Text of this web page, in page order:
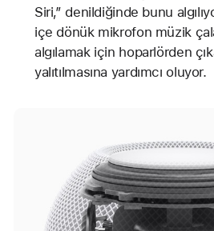
Siri,” denildiğinde bunu
içe dönük mikrofon müzik
algılamak için hoparlörden
yalıtılmasına yardımcı oluyor.